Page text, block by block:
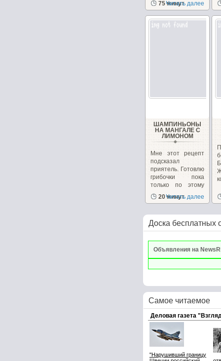
75 минут
Читать далее
ШАМПИНЬОНЫ
НА МАНГАЛЕ С
ЛИМОНОМ
Мне этот рецепт
подсказал
приятель. Готовлю
грибочки пока
только по этому
рецепту...
20 минут
Читать далее
Доска бесплатных
Объявления на
Самое читаемое